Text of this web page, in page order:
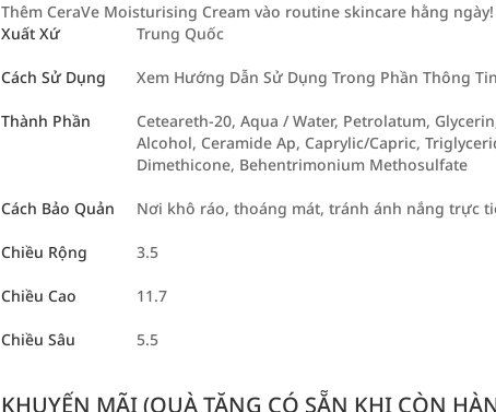
Thêm CeraVe Moisturising Cream vào routine skincare hằng ngày!
Xuất Xứ
Trung Quốc
Cách Sử Dụng Xem Hướng Dẫn Sử Dụng Trong Phần Thông
Thành Phần
Ceteareth-20, Aqua / Water, Petrolatum,
Alcohol, Ceramide Ap, Caprylic/Capric,
Dimethicone, Behentrimonium Methosulfate
Cách Bảo Quản Nơi khô ráo, thoáng mát, tránh ánh nắng trực
Chiều Rộng 3.5
Chiều Cao 11.7
Chiều Sâu 5.5
KHUYẾN MÃI (QUÀ TẶNG CÓ SẴN KHI CÒN